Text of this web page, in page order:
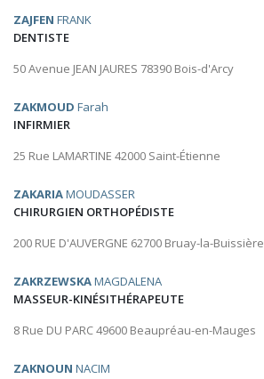
ZAJFEN FRANK
DENTISTE
50 Avenue JEAN JAURES 78390 Bois-d'Arcy
ZAKMOUD Farah
INFIRMIER
25 Rue LAMARTINE 42000 Saint-Étienne
ZAKARIAMOUDASSER
CHIRURGIEN ORTHOPÉDISTE
200 RUE D'AUVERGNE 62700 Bruay-la-Buissière
ZAKRZEWSKAMAGDALENA
MASSEUR-KINÉSITHÉRAPEUTE
8 Rue DU PARC 49600 Beaupréau-en-Mauges
ZAKNOUN NACIM